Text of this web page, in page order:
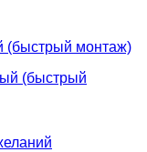
(быстрый монтаж)